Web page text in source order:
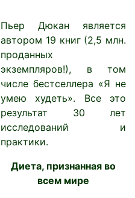
Пьер Дюкан является
автором 19 книг (2,5 млн.
проданных
экземпляров!), в том
числе бестселлера «Я не
умею худеть». Все это
результат 30 лет
исследований и
практики.
Диета, признанная во
всем мире